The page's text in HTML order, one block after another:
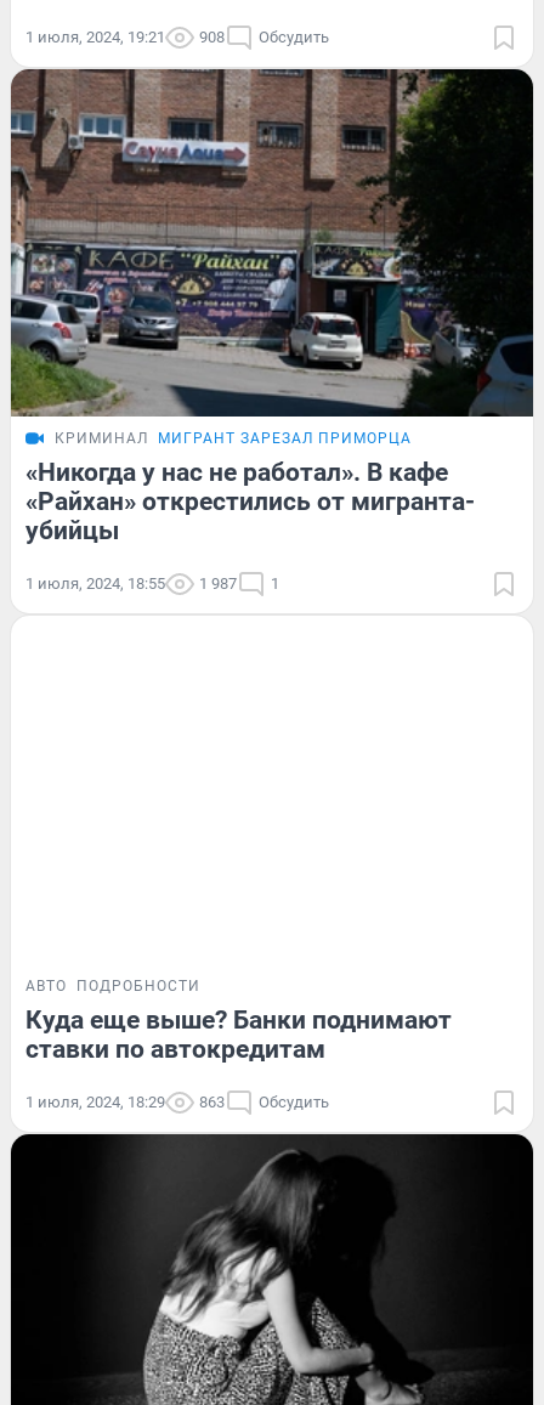
1 июля, 2024, 19:21 908 Обсудить
КРИМИНАЛ МИГРАНТ ЗАРЕЗАЛ ПРИМОРЦА
«Никогда у нас не работал». В кафе
«Райхан» открестились от мигранта-
убийцы
1 июля, 2024, 18:55 1 987 1
АВТО ПОДРОБНОСТИ
Куда еще выше? Банки поднимают
ставки по автокредитам
1 июля, 2024, 18:29 863 Обсудить